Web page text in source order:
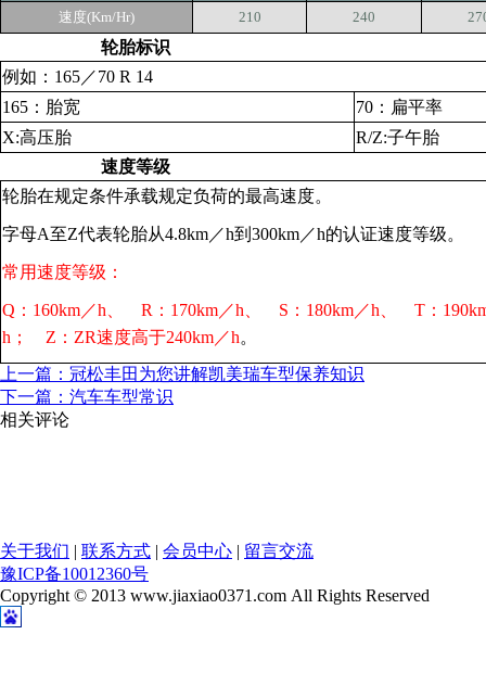
速度(Km/Hr) 210 240
轮胎标识
例如：165／70 R 14
165：胎宽
70：扁平率
X:高压胎
R/Z:子午胎
速度等级
轮胎在规定条件承载规定负荷的最高速度。
字母A至Z代表轮胎从4.8km／h到300km／h的认证速度等级。
常用速度等级：
Q：160km／h、 R：170km／h、 S：180km／h、 T：
h； Z：ZR速度高于240km／h。
上一篇：冠松丰田为您讲解凯美瑞车型保养知识
下一篇：汽车车型常识
相关评论
关于我们 | 联系方式 | 会员中心 | 留言交流
豫ICP备10012360号
Copyright © 2013 www.jiaxiao0371.com All Rights Reserved